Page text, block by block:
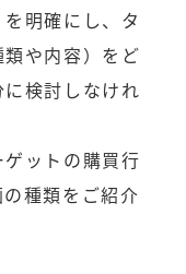
明確にし、タ
や内容）をど
検討しなけれ
ットの購買行
種類をご紹介